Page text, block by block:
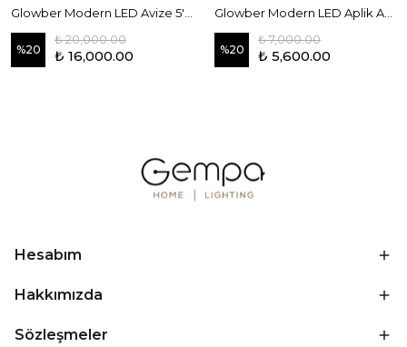
%20
₺ 20,000.00
₺ 16,000.00 %20
₺ 7,000.00
₺ 5,600.00
Hesabım
Hakkımızda
Sözleşmeler